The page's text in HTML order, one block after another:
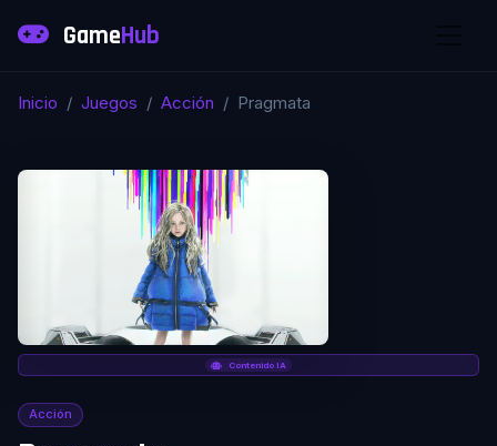
GameHub
Inicio Juegos Acción Pragmata
Contenido IA
Acción